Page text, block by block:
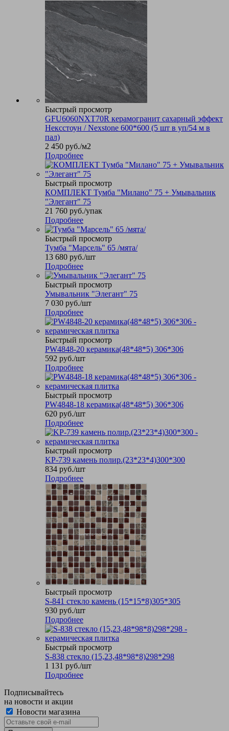
Быстрый просмотр
GFU6060NXT70R керамогранит сахарный эффект
Нексстоун / Nexstone 600*600 (5 шт в уп/54 м в
пал)
2 450 руб./м2
Подробнее
Быстрый просмотр
КОМПЛЕКТ Тумба "Милано" 75 + Умывальник
"Элегант" 75
21 760 руб./упак
Подробнее
Быстрый просмотр
Тумба "Марсель" 65 /мята/
13 680 руб./шт
Подробнее
Быстрый просмотр
Умывальник "Элегант" 75
7 030 руб./шт
Подробнее
Быстрый просмотр
PW4848-20 керамика(48*48*5) 306*306
592 руб./шт
Подробнее
Быстрый просмотр
PW4848-18 керамика(48*48*5) 306*306
620 руб./шт
Подробнее
Быстрый просмотр
KP-739 камень полир.(23*23*4)300*300
834 руб./шт
Подробнее
Быстрый просмотр
S-841 стекло камень (15*15*8)305*305
930 руб./шт
Подробнее
Быстрый просмотр
S-838 стекло (15,23,48*98*8)298*298
1 131 руб./шт
Подробнее
Подписывайтесь
на новости и акции
Новости магазина